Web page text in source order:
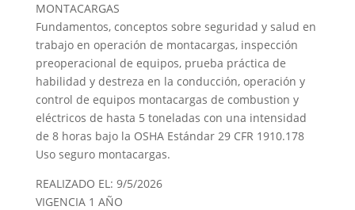
MONTACARGAS
Fundamentos, conceptos sobre seguridad y salud en
trabajo en operación de montacargas, inspección
preoperacional de equipos, prueba práctica de
habilidad y destreza en la conducción, operación y
control de equipos montacargas de combustion y
eléctricos de hasta 5 toneladas con una intensidad
de 8 horas bajo la OSHA Estándar 29 CFR 1910.178
Uso seguro montacargas.
REALIZADO EL: 9/5/2026
VIGENCIA 1 AÑO